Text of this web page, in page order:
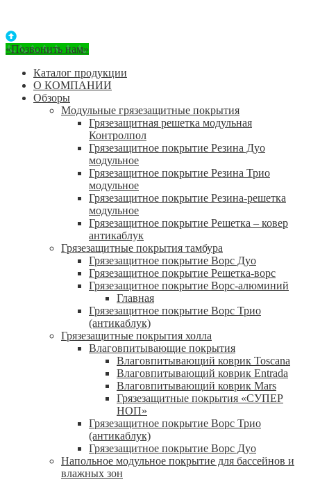
«Позвонить нам»
Каталог продукции
О КОМПАНИИ
Обзоры
Модульные грязезащитные покрытия
Грязезащитная решетка модульная
Контролпол
Грязезащитное покрытие Резина Дуо
модульное
Грязезащитное покрытие Резина Трио
модульное
Грязезащитное покрытие Резина-решетка
модульное
Грязезащитное покрытие Решетка – ковер
антикаблук
Грязезащитные покрытия тамбура
Грязезащитное покрытие Ворс Дуо
Грязезащитное покрытие Решетка-ворс
Грязезащитное покрытие Ворс-алюминий
Главная
Грязезащитное покрытие Ворс Трио
(антикаблук)
Грязезащитные покрытия холла
Влаговпитывающие покрытия
Влаговпитывающий коврик Toscana
Влаговпитывающий коврик Entrada
Влаговпитывающий коврик Mars
Грязезащитные покрытия «СУПЕР
НОП»
Грязезащитное покрытие Ворс Трио
(антикаблук)
Грязезащитное покрытие Ворс Дуо
Напольное модульное покрытие для бассейнов и
влажных зон